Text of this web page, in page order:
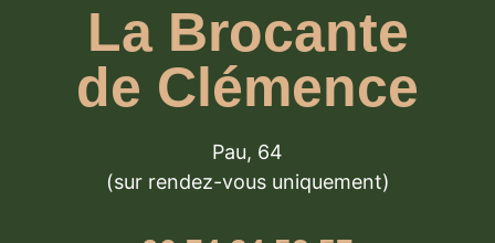
La Brocante
de Clémence
Pau, 64
(sur rendez-vous uniquement)